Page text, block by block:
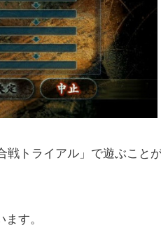
戦トライアル」で遊ぶこと
す。